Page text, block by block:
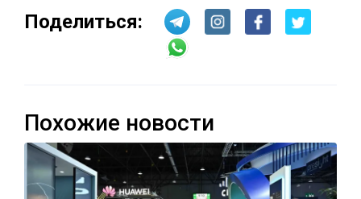
Поделиться:
Похожие новости